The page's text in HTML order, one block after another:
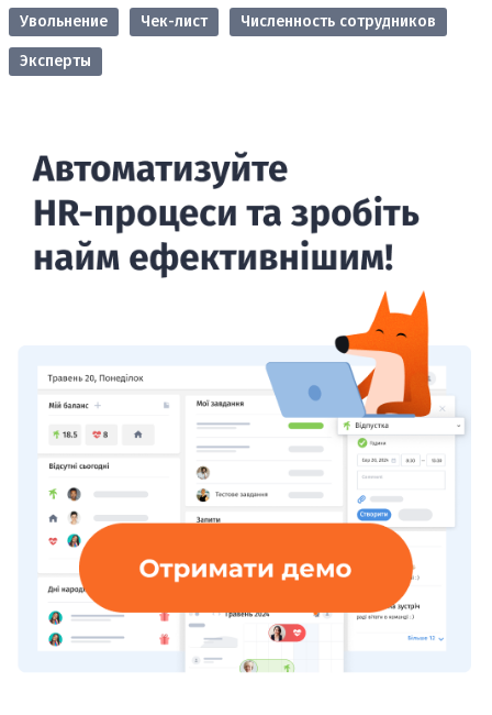
Увольнение Чек-лист Численность сотрудников
Эксперты